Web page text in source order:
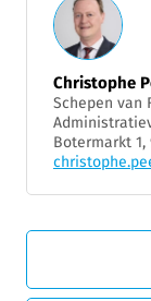
Christophe
Schepen van
Botermarkt